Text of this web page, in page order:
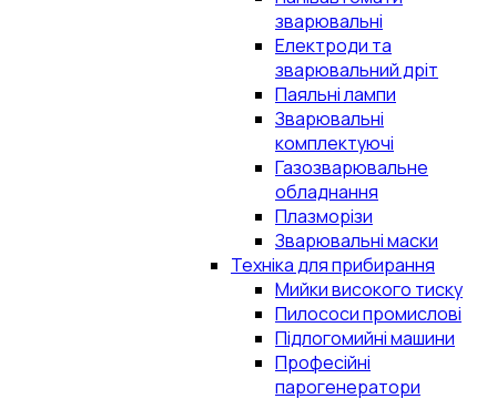
зварювальні
Електроди та
зварювальний дріт
Паяльні лампи
Зварювальні
комплектуючі
Газозварювальне
обладнання
Плазморізи
Зварювальні маски
Техніка для прибирання
Мийки високого тиску
Пилососи промислові
Підлогомийні машини
Професійні
парогенератори